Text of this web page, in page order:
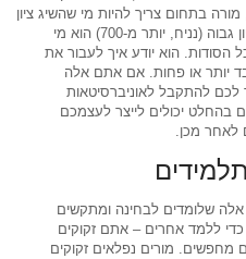
בתחום צריך להיות מי שהשיג ציון
גבוה בבחינה. באופן טבעי מי שקיבל ציון גבוה (נניח, יותר מ-700) הוא מי
הוא יודע איך לעבור את
יותר או פחות. אם אתם אלה
להתקבל לאוניברסיטאות
בהחלט יכולים לייצר לעצמכם
לאחר מכן.
שלומדים לבחינה ומתקשים
ללמד אחרים – אתם זקוקים
מורים נפלאים זקוקים